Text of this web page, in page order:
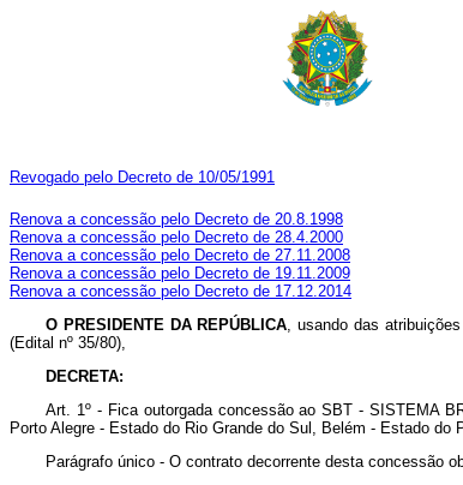
Revogado pelo Decreto de 10/05/1991
Renova a concessão pelo Decreto de 20.8.1998
Renova a concessão pelo Decreto de 28.4.2000
Renova a concessão pelo Decreto de 27.11.2008
Renova a concessão pelo Decreto de 19.11.2009
Renova a concessão pelo Decreto de 17.12.2014
O PRESIDENTE DA REPÚBLICA, usando das
(Edital nº 35/80),
DECRETA:
Art. 1º - Fica outorgada concessão ao SBT - SISTEMA
Porto Alegre - Estado do Rio Grande do Sul, Belém - Estado do
Parágrafo único - O contrato decorrente desta concessão